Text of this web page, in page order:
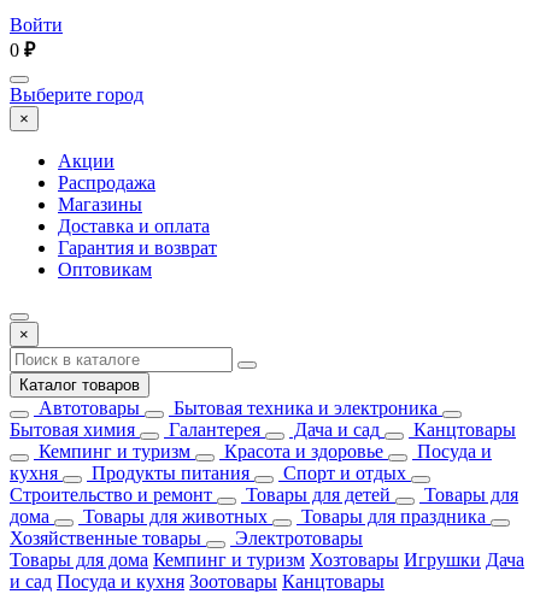
Войти
0 ₽
Выберите город
×
Акции
Распродажа
Магазины
Доставка и оплата
Гарантия и возврат
Оптовикам
×
Каталог товаров
Автотовары
Бытовая техника и электроника
Бытовая химия
Галантерея Дача и сад
Канцтовары
Кемпинг и туризм
Красота и здоровье
Посуда и
кухня
Продукты питания
Спорт и отдых
Строительство и ремонт
Товары для детей
Товары для
дома
Товары для животных
Товары для праздника
Хозяйственные товары
Электротовары
Товары для дома Кемпинг и туризм Хозтовары Игрушки Дача
и сад Посуда и кухня Зоотовары Канцтовары